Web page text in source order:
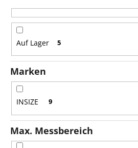
o
r
e
r
u
n
g
Auf Lager 5
Marken
INSIZE 9
Max. Messbereich
e
n